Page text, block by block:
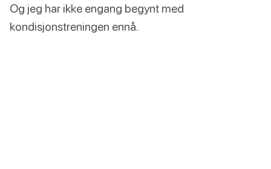
Og jeg har ikke engang begynt med
kondisjonstreningen ennå.